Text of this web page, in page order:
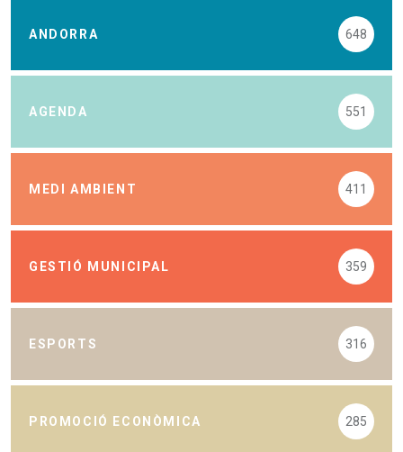
ANDORRA 648
AGENDA 551
MEDI AMBIENT 411
GESTIÓ MUNICIPAL 359
ESPORTS 316
PROMOCIÓ ECONÒMICA 285